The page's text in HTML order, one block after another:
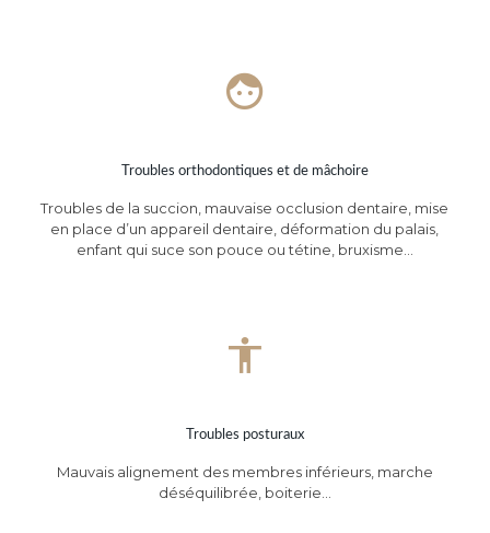
Troubles orthodontiques et de mâchoire
Troubles de la succion, mauvaise occlusion dentaire, mise
en place d’un appareil dentaire, déformation du palais,
enfant qui suce son pouce ou tétine, bruxisme…
Troubles posturaux
Mauvais alignement des membres inférieurs, marche
déséquilibrée, boiterie…